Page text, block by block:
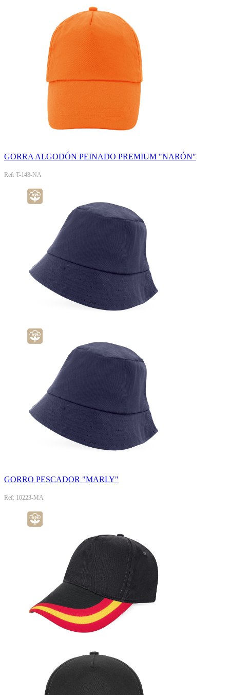
GORRA ALGODÓN PEINADO PREMIUM "NARÓN"
Ref: T-148-NA
GORRO PESCADOR "MARLY"
Ref: 10223-MA